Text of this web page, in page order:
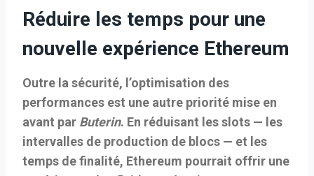
Réduire les temps pour une
nouvelle expérience Ethereum
Outre la sécurité, l’optimisation des
performances est une autre priorité mise en
avant par Buterin. En réduisant lesslots — les
intervalles de production de blocs — et les
temps de finalité, Ethereum pourrait offrir une